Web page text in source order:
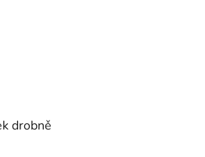
drobně